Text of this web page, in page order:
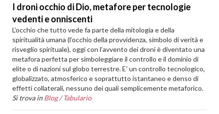
I droni occhio di Dio, metafore per tecnologie
vedenti e onniscenti
L’occhio che tutto vede fa parte della mitologia e della
spiritualità umana (l’occhio della provvidenza, simbolo di verità e
risveglio spirituale), oggi con l’avvento dei droni è diventato una
metafora perfetta per simboleggiare il controllo e il dominio di
elite o di nazioni sul globo terrestre. E’ un controllo tecnologico,
globalizzato, atmosferico e soprattutto istantaneo e denso di
effetti collaterali, nessuno dei quali semplicemente metaforico.
Si trova in Blog /Tabulario